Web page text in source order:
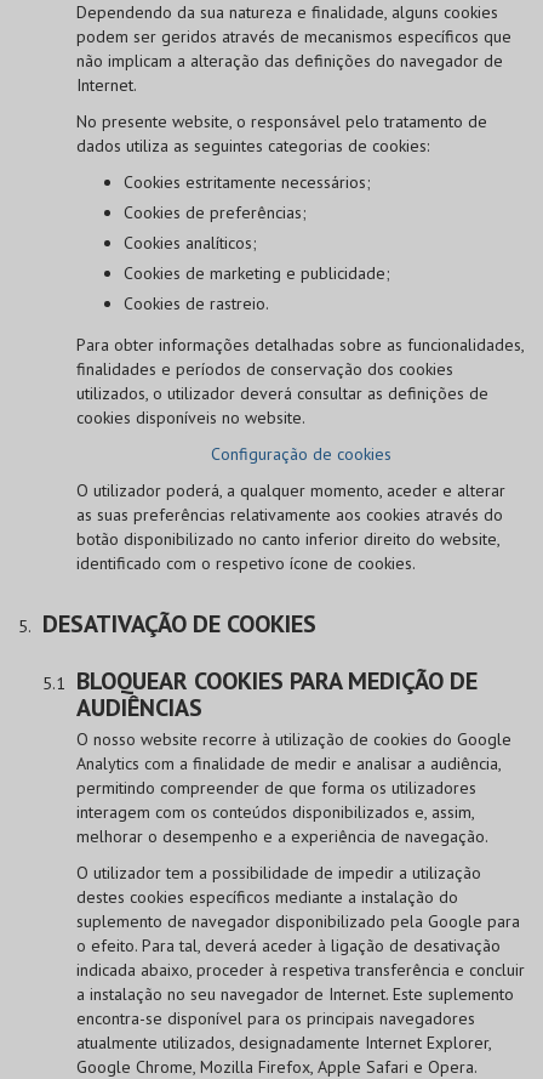
Dependendo da sua natureza e finalidade, alguns cookies
podem ser geridos através de mecanismos específicos que
não implicam a alteração das definições do navegador de
Internet.
No presente website, o responsável pelo tratamento de
dados utiliza as seguintes categorias de cookies:
Cookies estritamente necessários;
Cookies de preferências;
Cookies analíticos;
Cookies de marketing e publicidade;
Cookies de rastreio.
Para obter informações detalhadas sobre as funcionalidades,
finalidades e períodos de conservação dos cookies
utilizados, o utilizador deverá consultar as definições de
cookies disponíveis no website.
Configuração de cookies
O utilizador poderá, a qualquer momento, aceder e alterar
as suas preferências relativamente aos cookies através do
botão disponibilizado no canto inferior direito do website,
identificado com o respetivo ícone de cookies.
DESATIVAÇÃO DE COOKIES
BLOQUEAR COOKIES PARA MEDIÇÃO DE
AUDIÊNCIAS
O nosso website recorre à utilização de cookies do Google
Analytics com a finalidade de medir e analisar a audiência,
permitindo compreender de que forma os utilizadores
interagem com os conteúdos disponibilizados e, assim,
melhorar o desempenho e a experiência de navegação.
O utilizador tem a possibilidade de impedir a utilização
destes cookies específicos mediante a instalação do
suplemento de navegador disponibilizado pela Google para
o efeito. Para tal, deverá aceder à ligação de desativação
indicada abaixo, proceder à respetiva transferência e concluir
a instalação no seu navegador de Internet. Este suplemento
encontra-se disponível para os principais navegadores
atualmente utilizados, designadamente Internet Explorer,
Google Chrome, Mozilla Firefox, Apple Safari e Opera.